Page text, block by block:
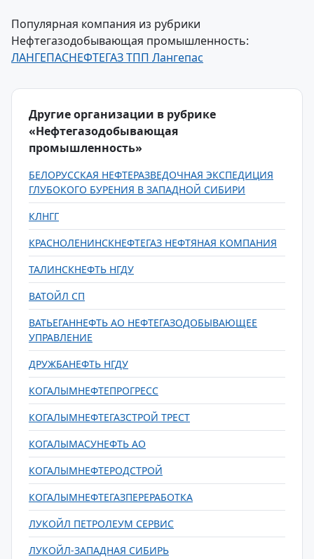
Популярная компания из рубрики
Нефтегазодобывающая промышленность:
ЛАНГЕПАСНЕФТЕГАЗ ТПП Лангепас
Другие организации в рубрике
«Нефтегазодобывающая
промышленность»
БЕЛОРУССКАЯ НЕФТЕРАЗВЕДОЧНАЯ ЭКСПЕДИЦИЯ
ГЛУБОКОГО БУРЕНИЯ В ЗАПАДНОЙ СИБИРИ
КЛНГГ
КРАСНОЛЕНИНСКНЕФТЕГАЗ НЕФТЯНАЯ КОМПАНИЯ
ТАЛИНСКНЕФТЬ НГДУ
ВАТОЙЛ СП
ВАТЬЕГАННЕФТЬ АО НЕФТЕГАЗОДОБЫВАЮЩЕЕ
УПРАВЛЕНИЕ
ДРУЖБАНЕФТЬ НГДУ
КОГАЛЫМНЕФТЕПРОГРЕСС
КОГАЛЫМНЕФТЕГАЗСТРОЙ ТРЕСТ
КОГАЛЫМАСУНЕФТЬ АО
КОГАЛЫМНЕФТЕРОДСТРОЙ
КОГАЛЫМНЕФТЕГАЗПЕРЕРАБОТКА
ЛУКОЙЛ ПЕТРОЛЕУМ СЕРВИС
ЛУКОЙЛ-ЗАПАДНАЯ СИБИРЬ